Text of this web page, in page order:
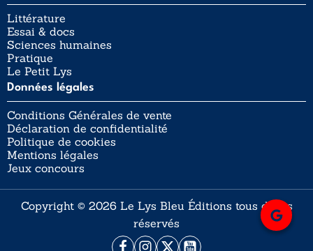
Littérature
Essai & docs
Sciences humaines
Pratique
Le Petit Lys
Données légales
Conditions Générales de vente
Déclaration de confidentialité
Politique de cookies
Mentions légales
Jeux concours
Copyright © 2026 Le Lys Bleu Éditions tous droits
réservés